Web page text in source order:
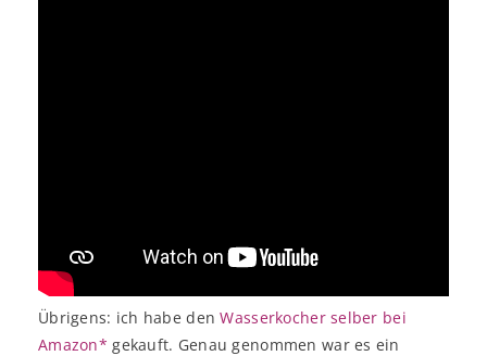
Übrigens: ich habe denWasserkocher selber bei
Amazon* gekauft. Genau genommen war es ein